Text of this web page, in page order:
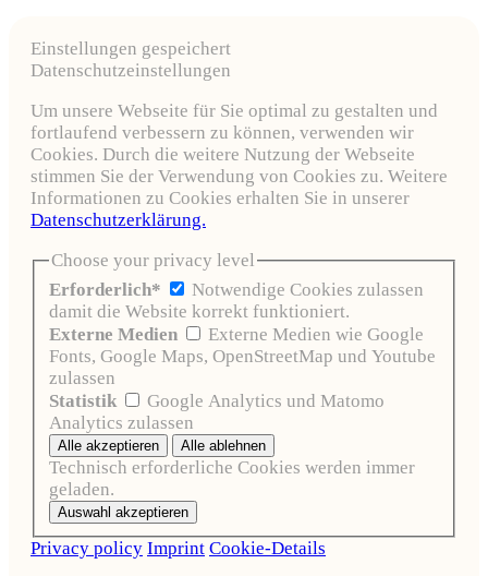
Einstellungen gespeichert
Datenschutzeinstellungen
Um unsere Webseite für Sie optimal zu gestalten und
fortlaufend verbessern zu können, verwenden wir
Cookies. Durch die weitere Nutzung der Webseite
stimmen Sie der Verwendung von Cookies zu. Weitere
Informationen zu Cookies erhalten Sie in unserer
Datenschutzerklärung.
Choose your privacy level
Erforderlich*
Notwendige Cookies zulassen
damit die Website korrekt funktioniert.
Externe Medien
Externe Medien wie Google
Fonts, Google Maps, OpenStreetMap und Youtube
zulassen
Statistik
Google Analytics und Matomo
Analytics zulassen
Technisch erforderliche Cookies werden immer
geladen.
Privacy policy Imprint Cookie-Details